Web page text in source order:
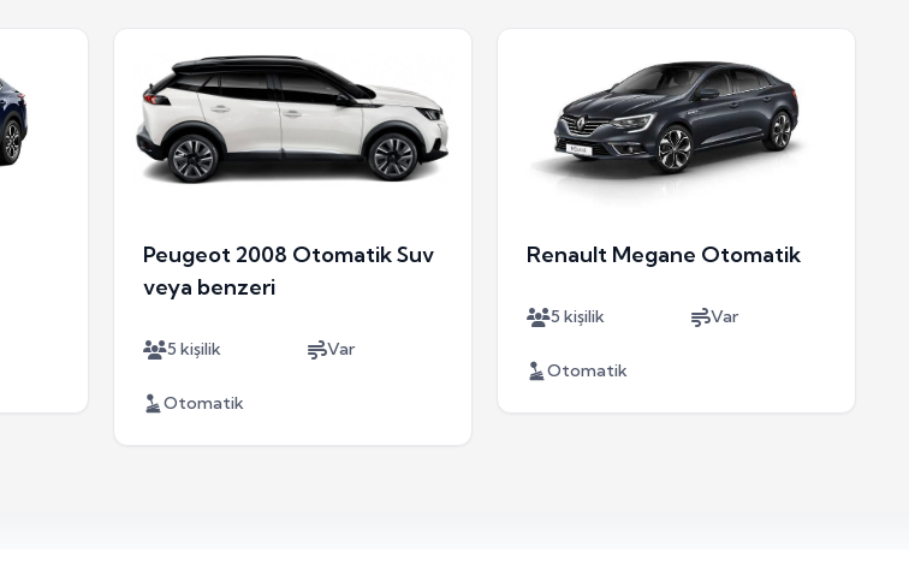
Peugeot 2008 Otomatik Suv
veya benzeri
5 kişilik Var
Otomatik
Renault Megane Otomatik
5 kişilik Var
Otomatik